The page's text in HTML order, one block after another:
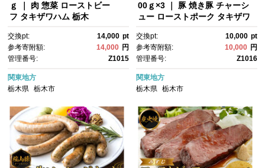
ｇ ｜ 肉 惣菜 ローストビー
フ タキザワハム 栃木
交換pt: 14,000 pt
参考寄附額:
14,000 円
管理番号:
Z1015
関東地方
栃木県
栃木市
00ｇ×3 ｜ 豚 焼き豚 チャーシ
ュー ローストポーク タキザワ
交換pt: 10,000 pt
参考寄附額:
10,000 円
管理番号:
Z1016
関東地方
栃木県 栃木市